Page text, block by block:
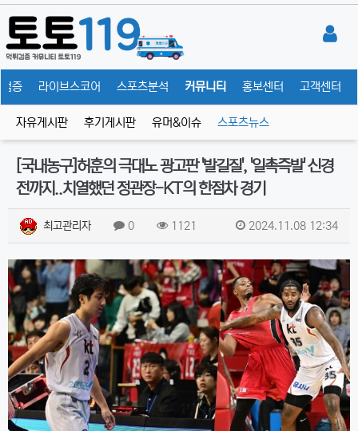
증 라이브스코어 스포츠분석 커뮤니티 홍보센터 고객센터
자유게시판 후기게시판 유머&이슈 스포츠뉴스
[국내농구]허훈의 극대노 광고판 '발길질', '일촉즉발' 신경
전까지..치열했던 정관장-KT의 한점차 경기
최고관리자 0 1121 2024.11.08 12:34